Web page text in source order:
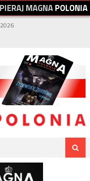
PIERAJMAGNAPOLONIA